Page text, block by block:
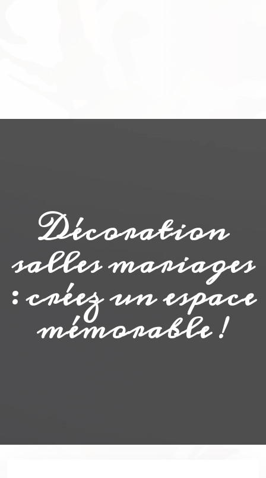
Décoration
salles mariages
: créez un espace
mémorable !